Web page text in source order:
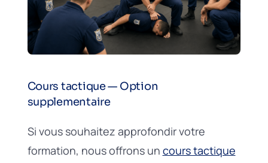
Cours tactique — Option
supplementaire
Si vous souhaitez approfondir votre
formation, nous offrons un cours tactique